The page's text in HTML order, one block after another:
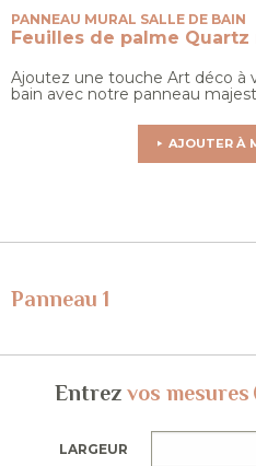
PANNEAU MURAL SALLE DE BAIN
Feuilles de palme Quartz
Ajoutez une touche Art déco à
bain avec notre panneau
AJOUTER À
Panneau 1
Entrez vos mesures
LARGEUR